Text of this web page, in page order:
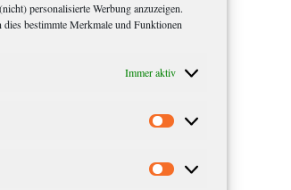
personalisierte Werbung anzuzeigen.
bestimmte Merkmale und Funktionen
Immer aktiv
Statistiken
Marketing